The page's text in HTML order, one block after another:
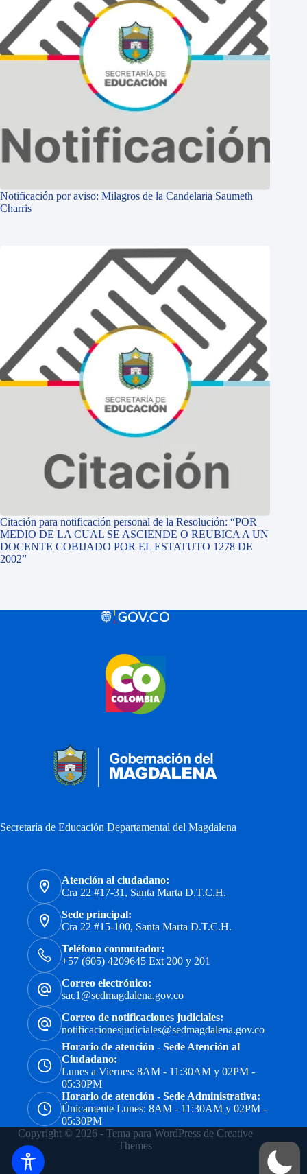
Notificación por aviso: Milagros de la Candelaria Saumeth
Charris
Citación para notificación personal de la Resolución: “POR
MEDIO DE LA CUAL SE ASCIENDE O REUBICA A UN
DOCENTE COBIJADO POR EL ESTATUTO 1278 DE
2002”
Secretaría de Educación Departamental del Magdalena
Atención al ciudadano:
Cra 22 #17-31, Santa Marta D.T.C.H.
Sede principal:
Cra 22 #15-100, Santa Marta D.T.C.H.
Teléfono conmutador:
+57 (605) 4209645 Ext 200 y 201
Correo electrónico:
sac1@sedmagdalena.gov.co
Correo de notificaciones judiciales:
notificacionesjudiciales@sedmagdalena.gov.co
Horario de atención - Sede Atención al
Ciudadano:
Lunes a Viernes: 8AM - 11:30AM y 02PM -
05:30PM
Horario de atención - Sede Administrativa:
Únicamente Lunes: 8AM - 11:30AM y 02PM -
05:30PM
Copyright © 2026 - Tema para WordPress de Creative
Themes